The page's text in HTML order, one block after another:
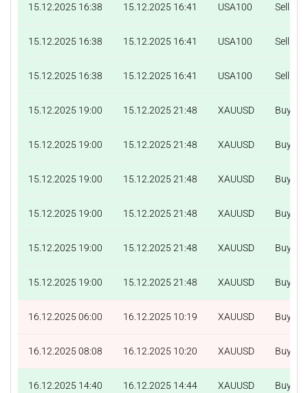
15.12.2025 16:38 15.12.2025 16:41 USA100 Sell
15.12.2025 16:38 15.12.2025 16:41 USA100 Sell
15.12.2025 16:38 15.12.2025 16:41 USA100 Sell
15.12.2025 19:00 15.12.2025 21:48 XAUUSD Buy
15.12.2025 19:00 15.12.2025 21:48 XAUUSD Buy
15.12.2025 19:00 15.12.2025 21:48 XAUUSD Buy
15.12.2025 19:00 15.12.2025 21:48 XAUUSD Buy
15.12.2025 19:00 15.12.2025 21:48 XAUUSD Buy
15.12.2025 19:00 15.12.2025 21:48 XAUUSD Buy
16.12.2025 06:00 16.12.2025 10:19 XAUUSD Buy
16.12.2025 08:08 16.12.2025 10:20 XAUUSD Buy
16.12.2025 14:40 16.12.2025 14:44 XAUUSD Buy